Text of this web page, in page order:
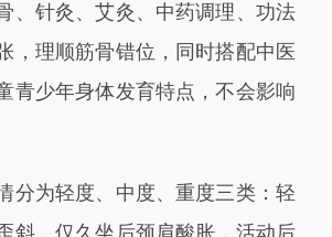
、针灸、艾灸、中药调理、功法
，理顺筋骨错位，同时搭配中医
青少年身体发育特点，不会影响
为轻度、中度、重度三类：轻
斜，仅久坐后颈肩酸胀，活动后